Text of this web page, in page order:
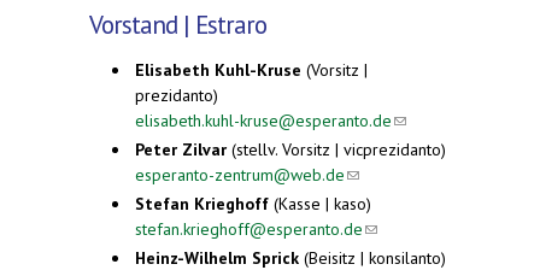
Vorstand | Estraro
Elisabeth Kuhl-Kruse (Vorsitz |
prezidanto)
elisabeth.kuhl-kruse@esperanto.de(link
sends
Peter Zilvar (stellv. Vorsitz | vicprezidanto)
esperanto-zentrum@web.de(link sends e-
mail)
Stefan Krieghoff (Kasse | kaso)
stefan.krieghoff@esperanto.de(link sends
e-mail)
Heinz-Wilhelm Sprick (Beisitz | konsilanto)